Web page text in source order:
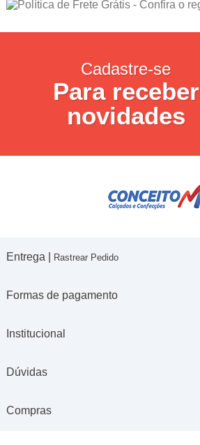
Cadastre-se
Para receber
novidades
Entrega | Rastrear Pedido
Formas de pagamento
Institucional
Dúvidas
Compras